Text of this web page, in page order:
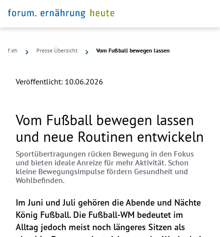
f.eh Presse Übersicht Vom Fußball bewegen lassen
Veröffentlicht: 10.06.2026
Vom Fußball bewegen lassen
und neue Routinen entwickeln
Sportübertragungen rücken Bewegung in den Fokus
und bieten ideale Anreize für mehr Aktivität. Schon
kleine Bewegungsimpulse fördern Gesundheit und
Wohlbefinden.
Im Juni und Juli gehören die Abende und Nächte
König Fußball. Die Fußball-WM bedeutet im
Alltag jedoch meist noch längeres Sitzen als